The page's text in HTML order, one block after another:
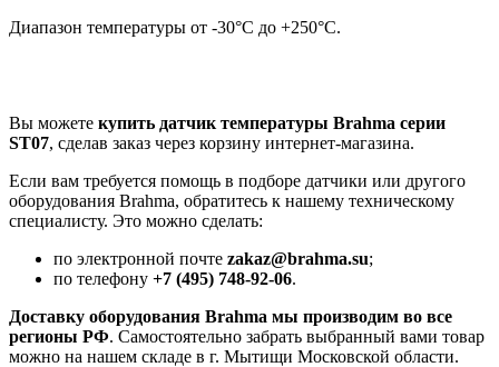
Диапазон температуры от -30°C до +250°C.
Вы можете купить датчик температуры Brahma серии
ST07, сделав заказ через корзину интернет-магазина.
Если вам требуется помощь в подборе датчики или другого
оборудования Brahma, обратитесь к нашему техническому
специалисту. Это можно сделать:
по электронной почте zakaz@brahma.su;
по телефону +7 (495) 748-92-06.
Доставку оборудования Brahma мы производим во все
регионы РФ. Самостоятельно забрать выбранный вами товар
можно на нашем складе в г. Мытищи Московской области.